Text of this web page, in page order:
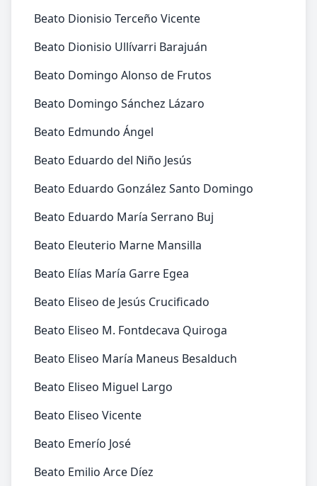
Beato Dionisio Terceño Vicente
Beato Dionisio Ullívarri Barajuán
Beato Domingo Alonso de Frutos
Beato Domingo Sánchez Lázaro
Beato Edmundo Ángel
Beato Eduardo del Niño Jesús
Beato Eduardo González Santo Domingo
Beato Eduardo María Serrano Buj
Beato Eleuterio Marne Mansilla
Beato Elías María Garre Egea
Beato Eliseo de Jesús Crucificado
Beato Eliseo M. Fontdecava Quiroga
Beato Eliseo María Maneus Besalduch
Beato Eliseo Miguel Largo
Beato Eliseo Vicente
Beato Emerío José
Beato Emilio Arce Díez